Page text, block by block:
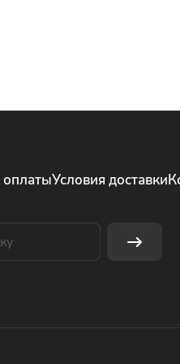
оплатыУсловия доставки